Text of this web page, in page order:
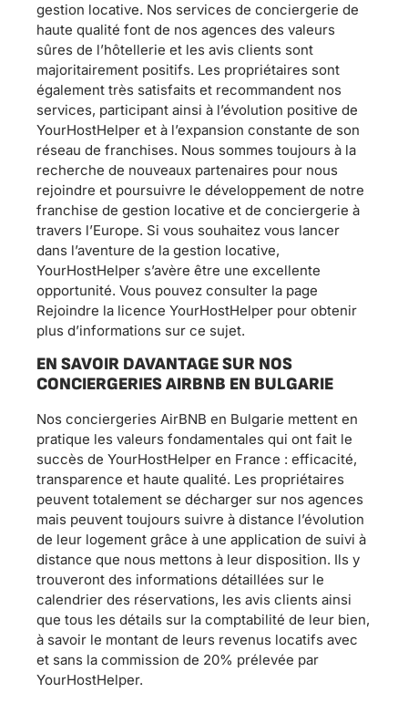
gestion locative. Nos services de conciergerie de
haute qualité font de nos agences des valeurs
sûres de l’hôtellerie et les avis clients sont
majoritairement positifs. Les propriétaires sont
également très satisfaits et recommandent nos
services, participant ainsi à l’évolution positive de
YourHostHelper et à l’expansion constante de son
réseau de franchises. Nous sommes toujours à la
recherche de nouveaux partenaires pour nous
rejoindre et poursuivre le développement de notre
franchise de gestion locative et de conciergerie à
travers l’Europe. Si vous souhaitez vous lancer
dans l’aventure de la gestion locative,
YourHostHelper s’avère être une excellente
opportunité. Vous pouvez consulter la page
Rejoindre la licence YourHostHelper pour obtenir
plus d’informations sur ce sujet.
EN SAVOIR DAVANTAGE SUR NOS
CONCIERGERIES AIRBNB EN BULGARIE
Nos conciergeries AirBNB en Bulgarie mettent en
pratique les valeurs fondamentales qui ont fait le
succès de YourHostHelper en France : efficacité,
transparence et haute qualité. Les propriétaires
peuvent totalement se décharger sur nos agences
mais peuvent toujours suivre à distance l’évolution
de leur logement grâce à une application de suivi à
distance que nous mettons à leur disposition. Ils y
trouveront des informations détaillées sur le
calendrier des réservations, les avis clients ainsi
que tous les détails sur la comptabilité de leur bien,
à savoir le montant de leurs revenus locatifs avec
et sans la commission de 20% prélevée par
YourHostHelper.